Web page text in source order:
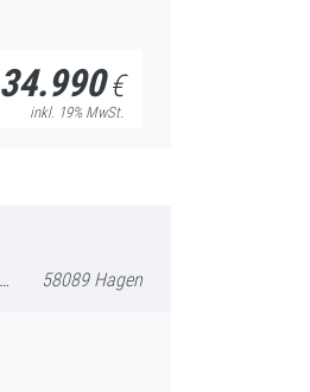
34.990 €
inkl. 19% MwSt.
58089 Hagen